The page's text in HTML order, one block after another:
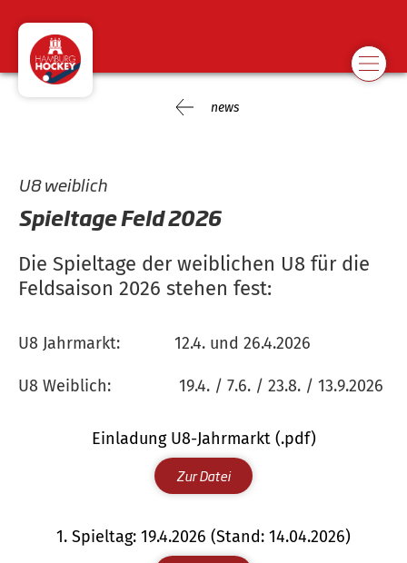
news
U8 weiblich
Spieltage Feld 2026
Die Spieltage der weiblichen U8 für die
Feldsaison 2026 stehen fest:
U8 Jahrmarkt: 12.4. und 26.4.2026
U8 Weiblich: 19.4. / 7.6. / 23.8. / 13.9.2026
Einladung U8-Jahrmarkt (.pdf)
Zur Datei
1. Spieltag: 19.4.2026 (Stand: 14.04.2026)